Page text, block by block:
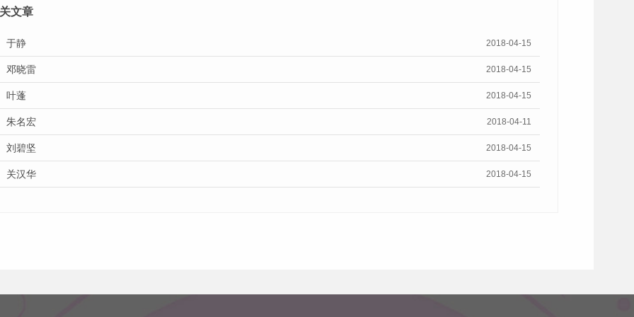
文章
于静 2018-04-15
邓晓雷 2018-04-15
叶蓬 2018-04-15
朱名宏 2018-04-11
刘碧坚 2018-04-15
关汉华 2018-04-15